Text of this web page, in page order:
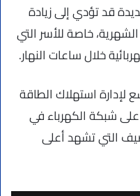
قد تؤدي إلى زيادة
خاصة للأسر التي
خلال ساعات النهار.
استهلاك الطاقة
شبكة الكهرباء في
التي تشهد أعلى